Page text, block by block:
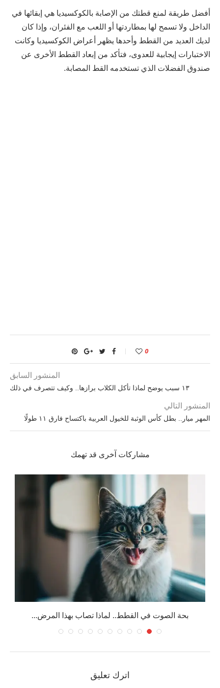
أفضل طريقة لمنع قطتك من الإصابة بالكوكسيديا هي إبقائها في
الداخل ولا تسمح لها بمطاردتها أو اللعب مع الفئران، وإذا كان
لديك العديد من القطط وأحدها يظهر أعراض الكوكسيديا وكانت
الاختبارات إيجابية للعدوى، فتأكد من إبعاد القطط الأخرى عن
صندوق الفضلات الذي تستخدمه القط المصابة.
0
المنشور السابق
١٣ سبب يوضح لماذا تأكل الكلاب برازها.. وكيف تتصرف في ذلك
المنشور التالي
المهر ميار.. بطل كأس الوثبة للخيول العربية باكتساح فارق ١١ طولًا
مشاركات آخرى قد تهمك
بحة الصوت في القطط.. لماذا تصاب بهذا المرض...
اترك تعليق